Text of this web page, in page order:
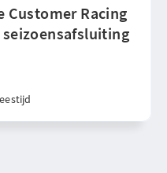
Racing
seizoensafsluiting